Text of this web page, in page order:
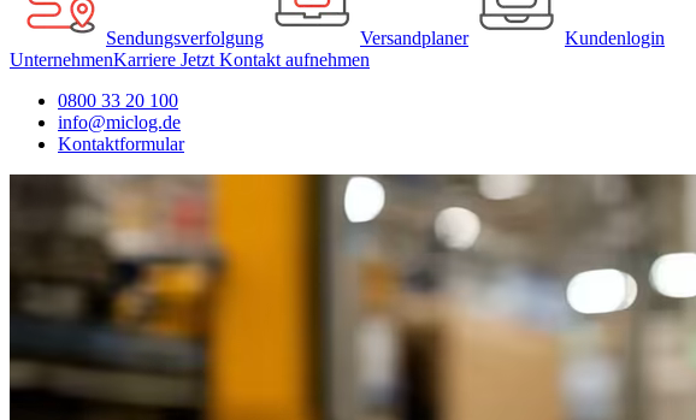
Sendungsverfolgung Versandplaner
Kundenlogin
UnternehmenKarriere Jetzt Kontakt aufnehmen
0800 33 20 100
info@miclog.de
Kontaktformular